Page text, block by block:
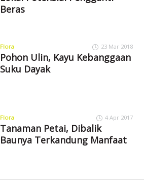
Beras
Flora 23 Mar 2018
Pohon Ulin, Kayu Kebanggaan
Suku Dayak
Flora 4 Apr 2017
Tanaman Petai, Dibalik
Baunya Terkandung Manfaat